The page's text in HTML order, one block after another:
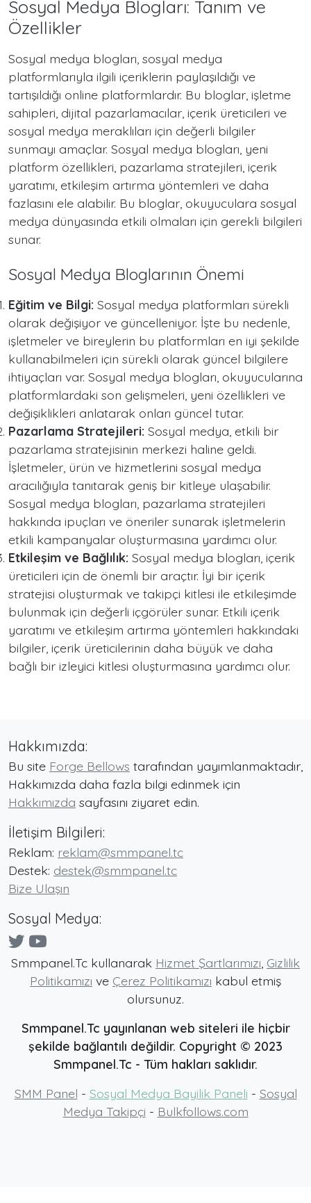
Sosyal Medya Blogları: Tanım ve
Özellikler
Sosyal medya blogları, sosyal medya
platformlarıyla ilgili içeriklerin paylaşıldığı ve
tartışıldığı online platformlardır. Bu bloglar, işletme
sahipleri, dijital pazarlamacılar, içerik üreticileri ve
sosyal medya meraklıları için değerli bilgiler
sunmayı amaçlar. Sosyal medya blogları, yeni
platform özellikleri, pazarlama stratejileri, içerik
yaratımı, etkileşim artırma yöntemleri ve daha
fazlasını ele alabilir. Bu bloglar, okuyuculara sosyal
medya dünyasında etkili olmaları için gerekli bilgileri
sunar.
Sosyal Medya Bloglarının Önemi
Eğitim ve Bilgi: Sosyal medya platformları sürekli
olarak değişiyor ve güncelleniyor. İşte bu nedenle,
işletmeler ve bireylerin bu platformları en iyi şekilde
kullanabilmeleri için sürekli olarak güncel bilgilere
ihtiyaçları var. Sosyal medya blogları, okuyucularına
platformlardaki son gelişmeleri, yeni özellikleri ve
değişiklikleri anlatarak onları güncel tutar.
Pazarlama Stratejileri: Sosyal medya, etkili bir
pazarlama stratejisinin merkezi haline geldi.
İşletmeler, ürün ve hizmetlerini sosyal medya
aracılığıyla tanıtarak geniş bir kitleye ulaşabilir.
Sosyal medya blogları, pazarlama stratejileri
hakkında ipuçları ve öneriler sunarak işletmelerin
etkili kampanyalar oluşturmasına yardımcı olur.
Etkileşim ve Bağlılık: Sosyal medya blogları, içerik
üreticileri için de önemli bir araçtır. İyi bir içerik
stratejisi oluşturmak ve takipçi kitlesi ile etkileşimde
bulunmak için değerli içgörüler sunar. Etkili içerik
yaratımı ve etkileşim artırma yöntemleri hakkındaki
bilgiler, içerik üreticilerinin daha büyük ve daha
bağlı bir izleyici kitlesi oluşturmasına yardımcı olur.
Hakkımızda:
Bu site Forge Bellows tarafından yayımlanmaktadır,
Hakkımızda daha fazla bilgi edinmek için
Hakkımızda sayfasını ziyaret edin.
İletişim Bilgileri:
Reklam: reklam@smmpanel.tc
Destek: destek@smmpanel.tc
Bize Ulaşın
Sosyal Medya:
Smmpanel.Tc kullanarak Hizmet Şartlarımızı Gizlilik
Politikamızı ve Çerez Politikamızı kabul etmiş
olursunuz.
Smmpanel.Tc yayınlanan web siteleri ile hiçbir
şekilde bağlantılı değildir. Copyright © 2023
Smmpanel.Tc - Tüm hakları saklıdır.
SMM Panel - Sosyal Medya Bayilik Paneli - Sosyal
Medya Takipçi - Bulkfollows.com